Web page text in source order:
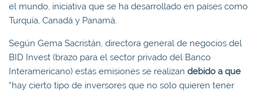
el mundo, iniciativa que se ha desarrollado en países como
Turquía, Canadá y Panamá.
Según Gema Sacristán, directora general de negocios del
BID Invest (brazo para el sector privado del Banco
Interamericano) estas emisiones se realizan debido a que
“hay cierto tipo de inversores que no solo quieren tener